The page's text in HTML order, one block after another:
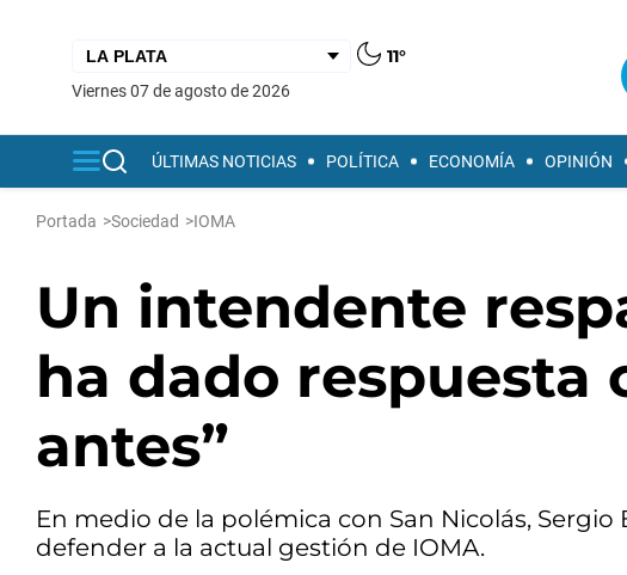
11°
viernes 07 de agosto de 2026
ÚLTIMAS NOTICIAS POLÍTICA ECONOMÍA OPINIÓN
Portada >Sociedad >IOMA
Un intendente
ha dado respuesta
antes”
En medio de la polémica con San Nicolás,
defender a la actual gestión de IOMA.